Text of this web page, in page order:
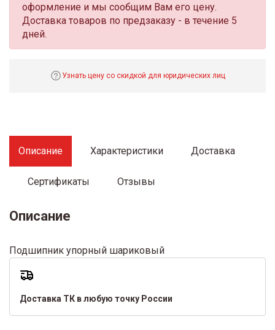
оформление и мы сообщим Вам его цену.
Доставка товаров по предзаказу - в течение 5
дней.
Узнать цену со скидкой для юридических лиц
Описание Характеристики Доставка
Сертификаты Отзывы
Описание
Подшипник упорный шариковый
Доставка ТК в любую точку России